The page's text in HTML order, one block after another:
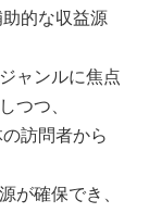
的な収益源
ャンルに焦点
つつ、
訪問者から
が確保でき、